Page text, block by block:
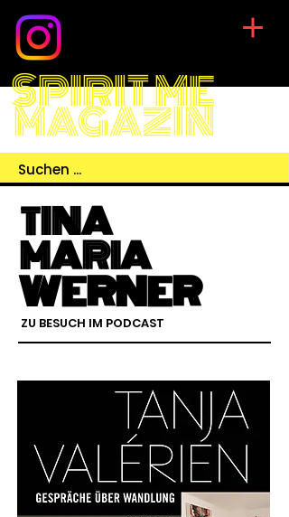
SPIRIT ME
MAGAZIN
WERNER
TINA
MARIA
ZU BESUCH IM PODCAST